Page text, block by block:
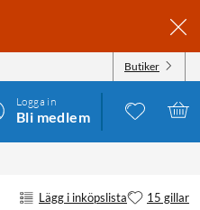
Butiker
Logga in
Bli medlem
Lägg i inköpslista 15 gillar